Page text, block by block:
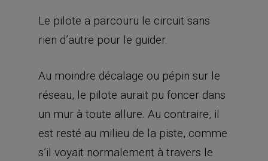
Le pilote a parcouru le circuit sans
rien d’autre pour le guider.
Au moindre décalage ou pépin sur le
réseau, le pilote aurait pu foncer dans
un mur à toute allure. Au contraire, il
est resté au milieu de la piste, comme
s’il voyait normalement à travers le